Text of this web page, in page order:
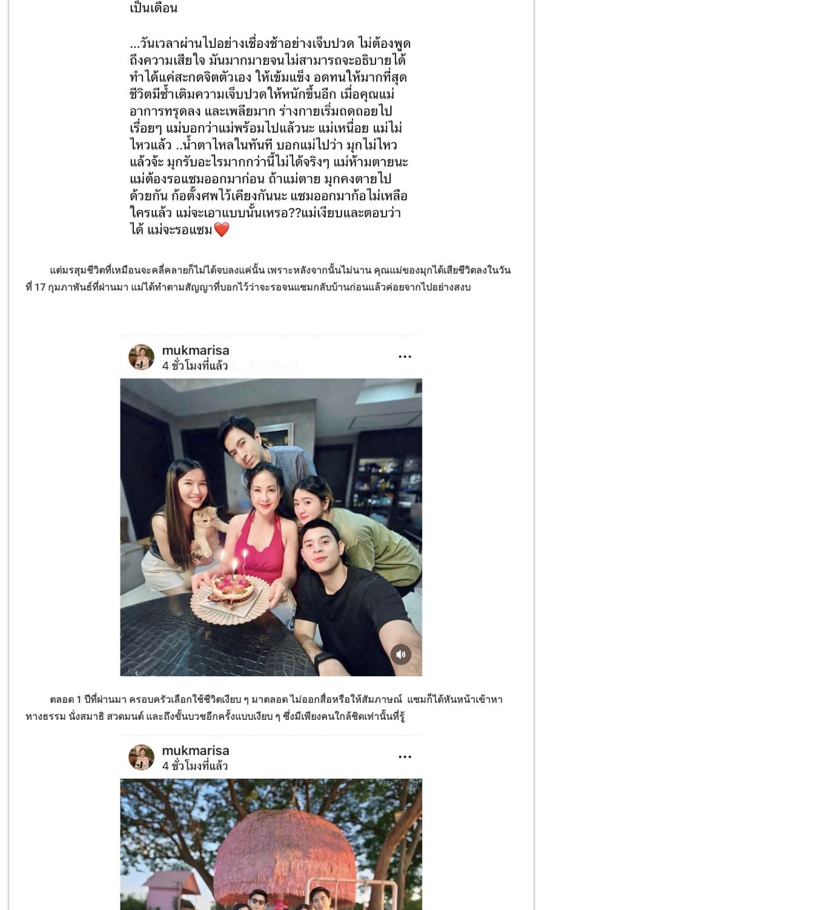
แต่มรสุมชีวิตที่เหมือนจะคลี่คลายก็ไม่ได้จบลงแค่นั้น เพราะหลังจากนั้นไม่นาน คุณแม่ของมุกได้เสียชีวิตลงในวัน
ที่ 17 กุมภาพันธ์ที่ผ่านมา แม่ได้ทำตามสัญญาที่บอกไว้ว่าจะรอจนแซมกลับบ้านก่อนแล้วค่อยจากไปอย่างสงบ
ตลอด 1 ปีที่ผ่านมา ครอบครัวเลือกใช้ชีวิตเงียบ ๆ มาตลอด ไม่ออกสื่อหรือให้สัมภาษณ์ แซมก็ได้หันหน้าเข้าหา
ทางธรรม นั่งสมาธิ สวดมนต์ และถึงขั้นบวชอีกครั้งแบบเงียบ ๆ ซึ่งมีเพียงคนใกล้ชิดเท่านั้นที่รู้